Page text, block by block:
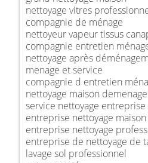
nettoyage vitres
compagnie de ménage
nettoyeur vapeur tissus
compagnie entretien
nettoyage après
menage et service
compagnie d entretien
nettoyage maison
service nettoyage entreprise
entreprise nettoyage
entreprise nettoyage
entreprise de nettoyage de
lavage sol professionnel